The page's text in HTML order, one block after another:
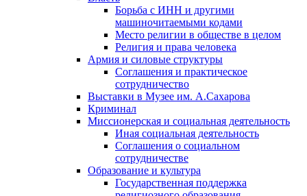
Борьба с ИНН и другими
машиночитаемыми кодами
Место религии в обществе в целом
Религия и права человека
Армия и силовые структуры
Соглашения и практическое
сотрудничество
Выставки в Музее им. А.Сахарова
Криминал
Миссионерская и социальная деятельность
Иная социальная деятельность
Соглашения о социальном
сотрудничестве
Образование и культура
Государственная поддержка